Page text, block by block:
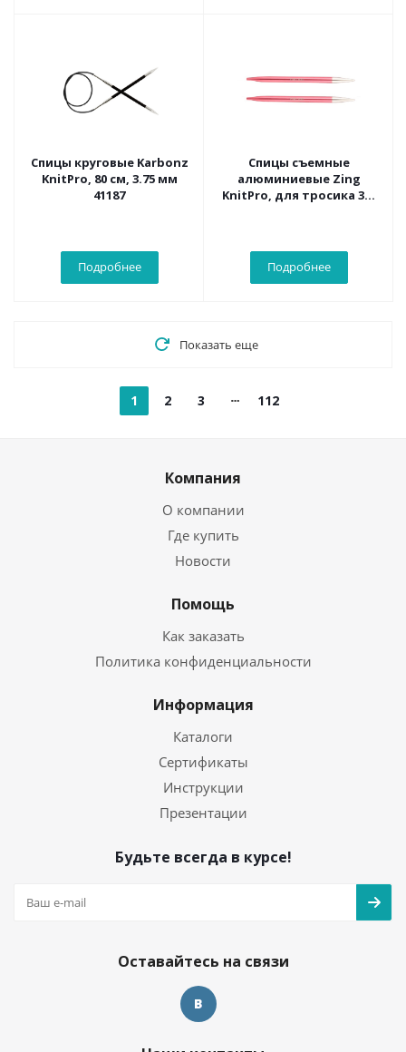
Спицы круговые Karbonz
KnitPro, 80 см, 3.75 мм
41187
Подробнее
Спицы съемные
алюминиевые Zing
KnitPro, для тросика 35-
Подробнее
Показать еще
1 2 3 112
Компания
О компании
Где купить
Новости
Помощь
Как заказать
Политика конфиденциальности
Информация
Каталоги
Сертификаты
Инструкции
Презентации
Будьте всегда в курсе!
Оставайтесь на связи